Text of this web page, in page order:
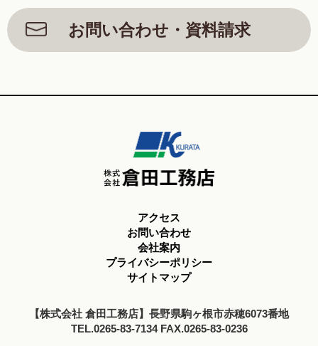
お問い合わせ・資料請求
アクセス
お問い合わせ
会社案内
プライバシーポリシー
サイトマップ
【株式会社 倉田工務店】長野県駒ヶ根市赤穂6073番地
TEL.0265-83-7134 FAX.0265-83-0236